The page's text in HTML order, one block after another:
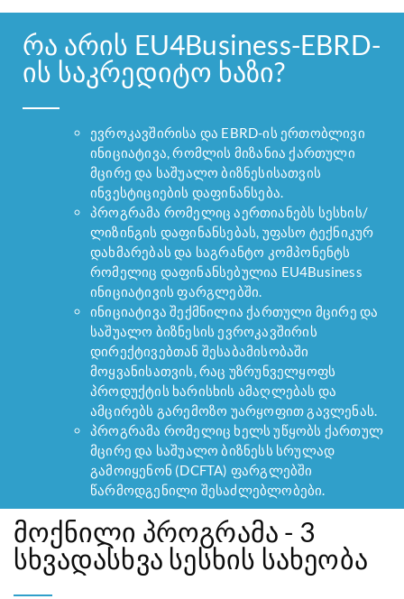
მოიყვანეთ თქვენი
ბიზნესი
ევროკავშირის
დირექტივებთან
თანხვედრაში, ამით
გახსენით
ევროკავშირის
ბაზრის კარი და
აამაღლეთ სხვა
ქვეყნებში თქვენს
მიერ წარმოებული
პროდუქტის
საექსპორტო
პოტენციალი.
რა არის EU4Business-EBRD-
ის საკრედიტო ხაზი?
ევროკავშირისა და EBRD-ის ერთობლივი
ინიციატივა, რომლის მიზანია ქართული
მცირე და საშუალო ბიზნესისათვის
ინვესტიციების დაფინანსება.
პროგრამა რომელიც აერთიანებს სესხის/
ლიზინგის დაფინანსებას, უფასო ტექნიკურ
დახმარებას და საგრანტო კომპონენტს
რომელიც დაფინანსებულია EU4Business
ინიციატივის ფარგლებში.
ინიციატივა შექმნილია ქართული მცირე და
საშუალო ბიზნესის ევროკავშირის
დირექტივებთან შესაბამისობაში
მოყვანისათვის, რაც უზრუნველყოფს
პროდუქტის ხარისხის ამაღლებას და
ამცირებს გარემოზო უარყოფით გავლენას.
პროგრამა რომელიც ხელს უწყობს ქართულ
მცირე და საშუალო ბიზნესს სრულად
გამოიყენონ (DCFTA) ფარგლებში
წარმოდგენილი შესაძლებლობები.
მოქნილი პროგრამა - 3
სხვადასხვა სესხის სახეობა